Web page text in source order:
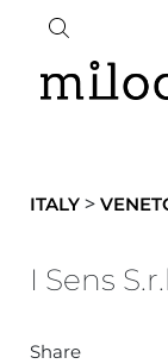
ITALY >
I Sens
Share